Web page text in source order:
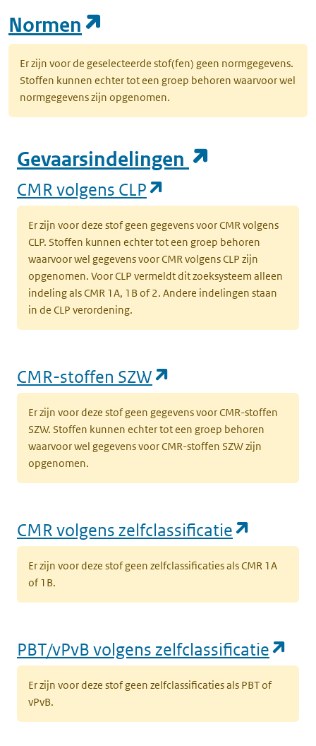
Normen
Er zijn voor de geselecteerde stof(fen) geen normgegevens.
Stoffen kunnen echter tot een groep behoren waarvoor wel
normgegevens zijn opgenomen.
Gevaarsindelingen
CMR volgens CLP
Er zijn voor deze stof geen gegevens voor CMR volgens
CLP. Stoffen kunnen echter tot een groep behoren
waarvoor wel gegevens voor CMR volgens CLP zijn
opgenomen. Voor CLP vermeldt dit zoeksysteem alleen
indeling als CMR 1A, 1B of 2. Andere indelingen staan
in de CLP verordening.
CMR-stoffen SZW
Er zijn voor deze stof geen gegevens voor CMR-stoffen
SZW. Stoffen kunnen echter tot een groep behoren
waarvoor wel gegevens voor CMR-stoffen SZW zijn
opgenomen.
CMR volgens zelfclassificatie
Er zijn voor deze stof geen zelfclassificaties als CMR 1A
of 1B.
PBT/vPvB volgens zelfclassificatie
Er zijn voor deze stof geen zelfclassificaties als PBT of
vPvB.